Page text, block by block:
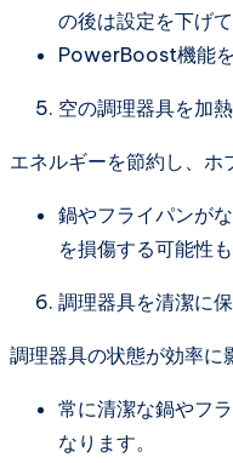
の後は設定を下げ
PowerBoost機能を
空の調理器具を加
エネルギーを節約し、ホ
鍋やフライパンが
を損傷する可能性も
調理器具を清潔に
調理器具の状態が効率に
常に清潔な鍋やフ
なります。